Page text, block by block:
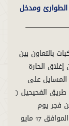
الطوارئ ومدخل
بالتعاون بين
إغلاق الحارة
على
طريق الفحيحيل )
فجر يوم
الخميس الموافق 14 مايو وحتى فجر يوم الأحد الموافق 17 مايو